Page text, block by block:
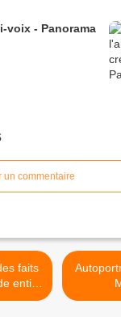
voix - Panorama
un commentaire
entier
et